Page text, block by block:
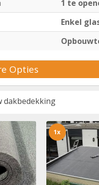
1 te
Enkel
Opties
dakbedekking
1x